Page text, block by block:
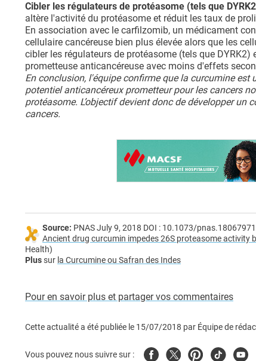
Cibler les régulateurs de protéasome (tels que
altère l'activité du protéasome et réduit les taux de
En association avec le carfilzomib, un médicament
cellulaire cancéreuse bien plus élevée alors que les
cibler les régulateurs de protéasome (tels que
prometteuse anticancéreuse avec moins d'effets
En conclusion, l'équipe confirme que la curcumine est
potentiel anticancéreux prometteur pour les cancers
protéasome. L’objectif devient donc de développer
cancers.
Source: PNAS July 9, 2018 DOI : 10.1073/
Ancient drug curcumin impedes 26S proteasome
Health)
Plussur la Curcumine ou Safran des Indes
Pour en savoir plus et partager vos commentaires
Cette actualité a été publiée le 15/07/2018 par Équipe de
Vous pouvez nous suivre sur : FacebookTwitterPinterest
Tiktok